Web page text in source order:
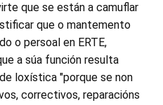
que se están a camuflar
que o mantemento
o persoal en ERTE,
a súa función resulta
loxística "porque se non
correctivos, reparacións